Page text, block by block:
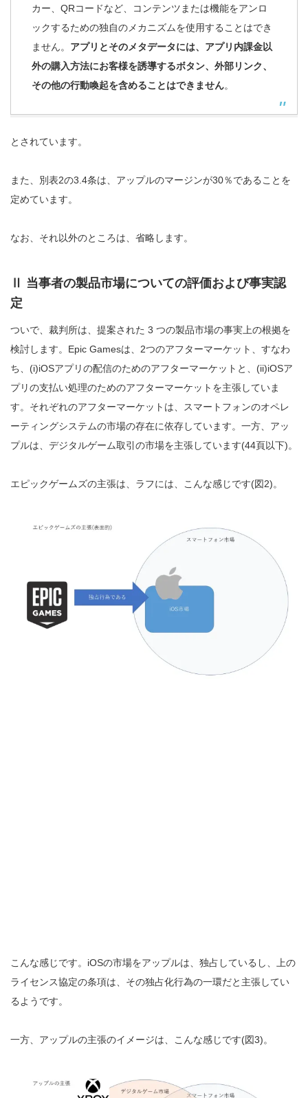
カー、QRコードなど、コンテンツまたは機能をアンロ
ックするための独自のメカニズムを使用することはでき
ません。 アプリとそのメタデータには、アプリ内課金以
外の購入方法にお客様を誘導するボタン、外部リンク、
その他の行動喚起を含めることはできません。
とされています。
また、別表2の3.4条は、アップルのマージンが30％であることを
定めています。
なお、それ以外のところは、省略します。
Ⅱ 当事者の製品市場についての評価および事実認
定
ついで、裁判所は、提案された 3 つの製品市場の事実上の根拠を
検討します。Epic Gamesは、2つのアフターマーケット、すなわ
ち、(i)iOSアプリの配信のためのアフターマーケットと、(ii)iOSア
プリの支払い処理のためのアフターマーケットを主張していま
す。それぞれのアフターマーケットは、スマートフォンのオペレ
ーティングシステムの市場の存在に依存しています。一方、アッ
プルは、デジタルゲーム取引の市場を主張しています(44頁以下)。
エピックゲームズの主張は、ラフには、こんな感じです(図2)。
こんな感じです。iOSの市場をアップルは、独占しているし、上の
ライセンス協定の条項は、その独占化行為の一環だと主張してい
るようです。
一方、アップルの主張のイメージは、こんな感じです(図3)。